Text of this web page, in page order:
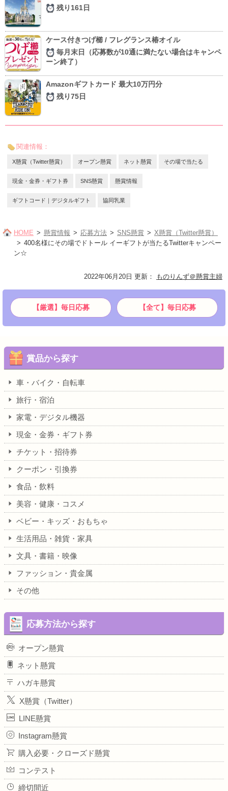
残り161日
ケース付きつげ櫛 / フレグランス椿オイル
毎月末日（応募数が10通に満たない場合はキャンペ
ーン終了）
Amazonギフトカード 最大10万円分
残り75日
関連情報：
X懸賞（Twitter懸賞） オープン懸賞 ネット懸賞 その場で当たる
現金・金券・ギフト券 SNS懸賞 懸賞情報
ギフトコード｜デジタルギフト 協同乳業
HOME 懸賞情報 応募方法 SNS懸賞
X懸賞（Twitter懸賞）
400名様にその場でドトール イーギフトが当たるTwitterキャンペー
ン☆
2022年06月20日 更新 ： ものりんず＠懸賞主婦
【厳選】毎日応募 【全て】毎日応募
賞品から探す
車・バイク・自転車
旅行・宿泊
家電・デジタル機器
現金・金券・ギフト券
チケット・招待券
クーポン・引換券
食品・飲料
美容・健康・コスメ
ベビー・キッズ・おもちゃ
生活用品・雑貨・家具
文具・書籍・映像
ファッション・貴金属
その他
応募方法から探す
オープン懸賞
ネット懸賞
ハガキ懸賞
X懸賞（Twitter）
LINE懸賞
Instagram懸賞
購入必要・クローズド懸賞
コンテスト
締切間近